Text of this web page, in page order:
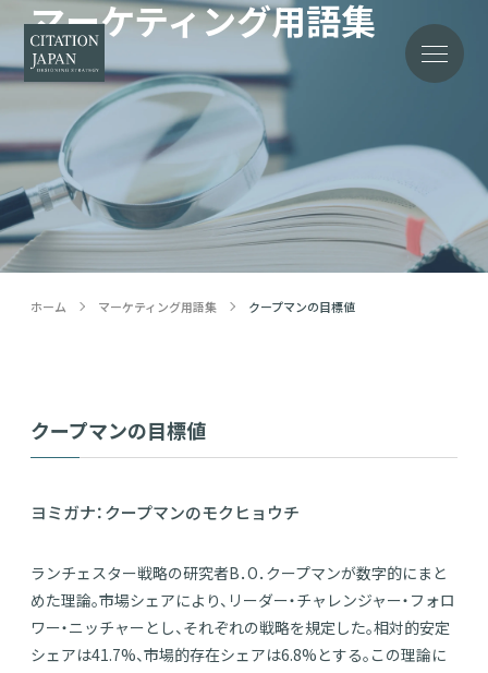
マーケティング用語集
Word
ホーム マーケティング用語集 クープマンの目標値
クープマンの目標値
ヨミガナ：クープマンのモクヒョウチ
ランチェスター戦略の研究者B．O．クープマンが数字的にまと
めた理論。市場シェアにより、リーダー・チャレンジャー・フォロ
ワー・ニッチャーとし、それぞれの戦略を規定した。相対的安定
シェアは41.7%、市場的存在シェアは6.8%とする。この理論に